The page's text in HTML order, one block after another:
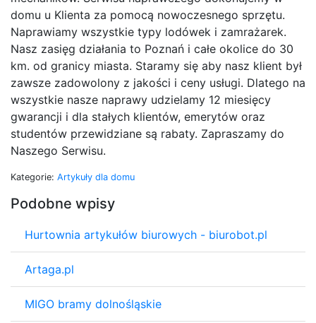
domu u Klienta za pomocą nowoczesnego sprzętu.
Naprawiamy wszystkie typy lodówek i zamrażarek.
Nasz zasięg działania to Poznań i całe okolice do 30
km. od granicy miasta. Staramy się aby nasz klient był
zawsze zadowolony z jakości i ceny usługi. Dlatego na
wszystkie nasze naprawy udzielamy 12 miesięcy
gwarancji i dla stałych klientów, emerytów oraz
studentów przewidziane są rabaty. Zapraszamy do
Naszego Serwisu.
Kategorie: Artykuły dla domu
Podobne wpisy
Hurtownia artykułów biurowych - biurobot.pl
Artaga.pl
MIGO bramy dolnośląskie